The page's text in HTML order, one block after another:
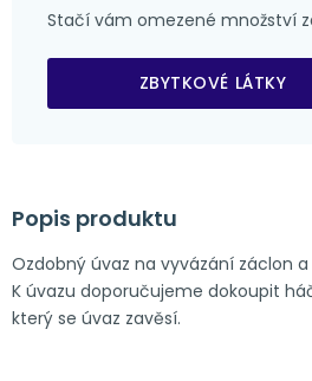
Stačí vám omezené množství
ZBYTKOVÉ LÁTKY
Popis produktu
Ozdobný úvaz na vyvázání záclon a
K úvazu doporučujeme dokoupit
který se úvaz zavěsí.